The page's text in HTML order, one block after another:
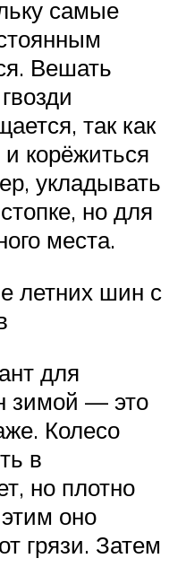
самые
Вешать
так как
корёжиться
укладывать
но для
места.
летних шин с
для
зимой — это
Колесо
в
но плотно
оно
грязи. Затем